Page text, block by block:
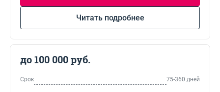
Читать подробнее
до 100 000 руб.
Срок 75-360 дней